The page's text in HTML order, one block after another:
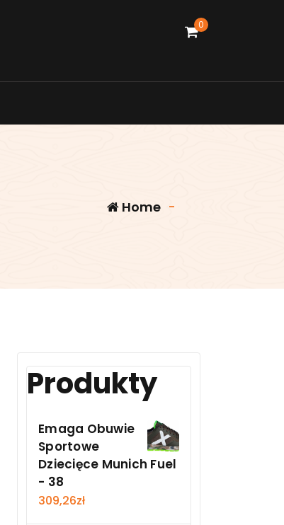
0
Home -
Produkty
Emaga Obuwie
Sportowe
Dziecięce Munich Fuel
- 38
309,26zł